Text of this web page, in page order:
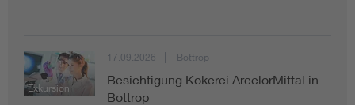
Exkursion
17.09.2026 Bottrop
Besichtigung Kokerei ArcelorMittal in
Bottrop